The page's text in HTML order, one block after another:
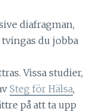
diafragman,
du jobba
Vissa studier,
Steg för Hälsa,
på att ta upp